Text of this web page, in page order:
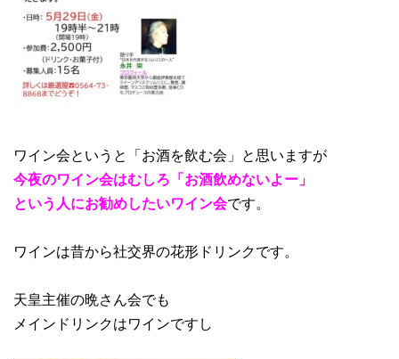
ワイン会というと「お酒を飲む会」と思いますが
今夜のワイン会はむしろ「お酒飲めないよー」
という人にお勧めしたいワイン会です。
ワインは昔から社交界の花形ドリンクです。
天皇主催の晩さん会でも
メインドリンクはワインですし